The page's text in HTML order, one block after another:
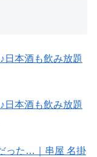
日本酒も飲み放題
日本酒も飲み放題
った…｜串屋 名掛